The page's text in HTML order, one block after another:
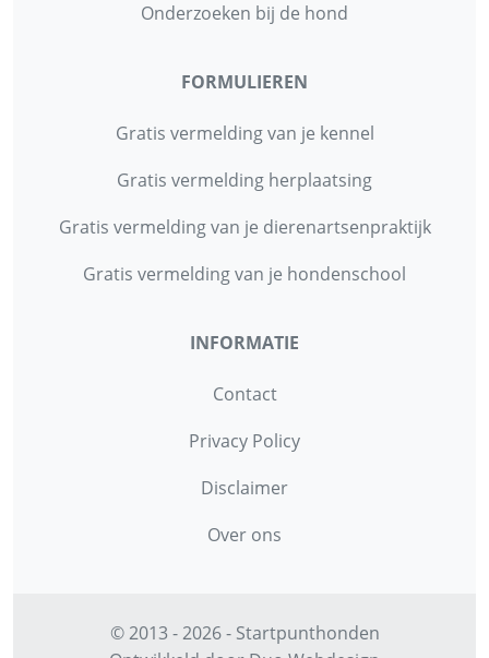
Onderzoeken bij de hond
FORMULIEREN
Gratis vermelding van je kennel
Gratis vermelding herplaatsing
Gratis vermelding van je dierenartsenpraktijk
Gratis vermelding van je hondenschool
INFORMATIE
Contact
Privacy Policy
Disclaimer
Over ons
© 2013 - 2026 - Startpunthonden